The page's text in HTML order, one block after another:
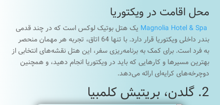
محل اقامت در ویکتوریا
Magnolia Hotel & Spa یک هتل بوتیک لوکس است که در چند قدمی
بندر داخلی ویکتوریا قرار دارد. با تنها 64 اتاق، تجربه هر مهمان منحصر
به فرد است. برای کمک به برنامه‌ریزی سفر، این هتل نقشه‌های انتخابی از
بهترین مسیرها و کارهایی که باید در ویکتوریا انجام دهید، و همچنین
دوچرخه‌های کرایه‌ای ارائه می‌دهد.
2. گلدن، بریتیش کلمبیا